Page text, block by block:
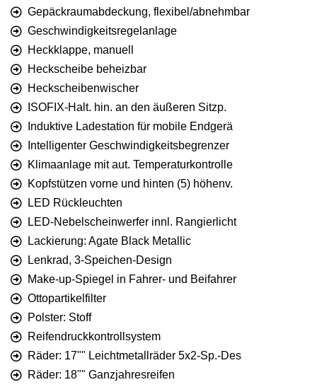
Gepäckraumabdeckung, flexibel/abnehmbar
Geschwindigkeitsregelanlage
Heckklappe, manuell
Heckscheibe beheizbar
Heckscheibenwischer
ISOFIX-Halt. hin. an den äußeren Sitzp.
Induktive Ladestation für mobile Endgerä
Intelligenter Geschwindigkeitsbegrenzer
Klimaanlage mit aut. Temperaturkontrolle
Kopfstützen vorne und hinten (5) höhenv.
LED Rückleuchten
LED-Nebelscheinwerfer innl. Rangierlicht
Lackierung: Agate Black Metallic
Lenkrad, 3-Speichen-Design
Make-up-Spiegel in Fahrer- und Beifahrer
Ottopartikelfilter
Polster: Stoff
Reifendruckkontrollsystem
Räder: 17"" Leichtmetallräder 5x2-Sp.-Des
Räder: 18"" Ganzjahresreifen